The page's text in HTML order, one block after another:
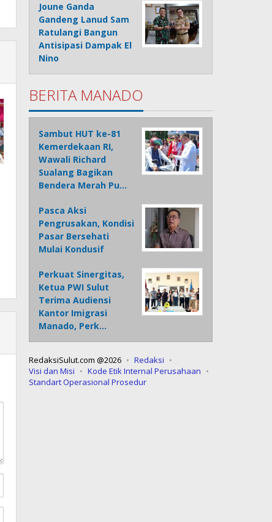
Joune Ganda
Gandeng Lanud Sam
Ratulangi Bangun
Antisipasi Dampak El
Nino
BERITA MANADO
Sambut HUT ke-81
Kemerdekaan RI,
Wawali Richard
Sualang Bagikan
Bendera Merah Pu…
Pasca Aksi
Pengrusakan, Kondisi
Pasar Bersehati
Mulai Kondusif
Perkuat Sinergitas,
Ketua PWI Sulut
Terima Audiensi
Kantor Imigrasi
Manado, Perk…
RedaksiSulut.com @2026
Redaksi
Visi dan Misi
Kode Etik Internal Perusahaan
Standart Operasional Prosedur